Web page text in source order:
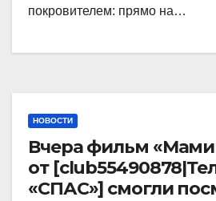
покровителем: прямо на…
НОВОСТИ
Вчера фильм
от
«СПАС»] смогли